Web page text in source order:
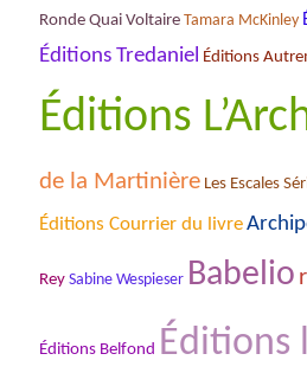
Ronde Quai Voltaire Tamara McKinley
Éditions Tredaniel Éditions
Éditions
de la Martinière Les Escales
Éditions Courrier du livre
Rey Sabine Wespieser Babelio
Éditions Belfond Éditions